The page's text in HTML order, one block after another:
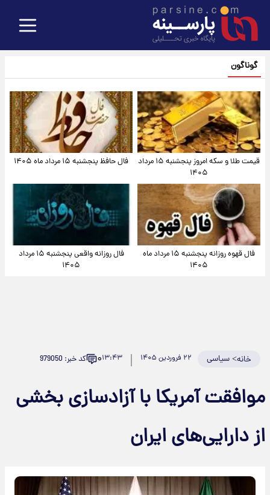
گوناگون
قیمت طلا و سکه امروز پنجشنبه ۱۵ مرداد
۱۴۰۵
فال حافظ پنجشنبه ۱۵ مرداد ماه ۱۴۰۵
فال قهوه روزانه پنجشنبه ۱۵ مرداد ماه
۱۴۰۵
فال روزانه واقعی پنجشنبه ۱۵ مرداد
۱۴۰۵
خانه>سیاسی ۲۲ فروردین ۱۴۰۵ ۱۳:۴۳۰ کد خبر: 979050
موافقت آمریکا با آزادسازی بخشی
از دارایی‌های ایران